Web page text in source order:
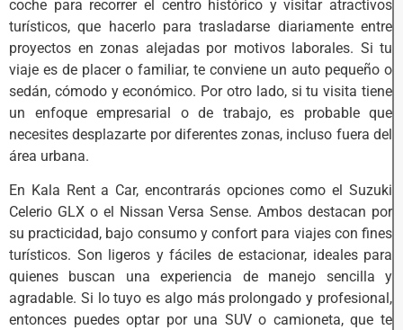
coche para recorrer el centro histórico y visitar atractivos
turísticos, que hacerlo para trasladarse diariamente entre
proyectos en zonas alejadas por motivos laborales. Si tu
viaje es de placer o familiar, te conviene un auto pequeño o
sedán, cómodo y económico. Por otro lado, si tu visita tiene
un enfoque empresarial o de trabajo, es probable que
necesites desplazarte por diferentes zonas, incluso fuera del
área urbana.
En Kala Rent a Car, encontrarás opciones como el Suzuki
Celerio GLX o el Nissan Versa Sense. Ambos destacan por
su practicidad, bajo consumo y confort para viajes con fines
turísticos. Son ligeros y fáciles de estacionar, ideales para
quienes buscan una experiencia de manejo sencilla y
agradable. Si lo tuyo es algo más prolongado y profesional,
entonces puedes optar por una SUV o camioneta, que te